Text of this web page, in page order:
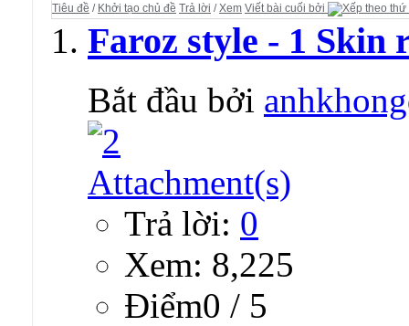
Tiêu đề / Khởi tạo chủ đề Trả lời /Xem Viết bài cuối bởi
Faroz style - 1 Skin
Bắt đầu bởi
Trả lời: 0
Xem: 8,225
Ðiểm0 / 5